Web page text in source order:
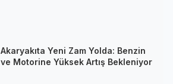
Akaryakıta Yeni Zam Yolda: Benzin
ve Motorine Yüksek Artış Bekleniyor